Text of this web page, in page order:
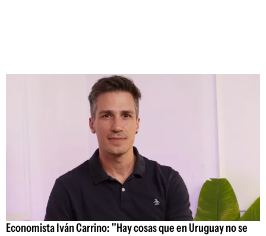
Economista Iván Carrino: "Hay cosas que en Uruguay no se